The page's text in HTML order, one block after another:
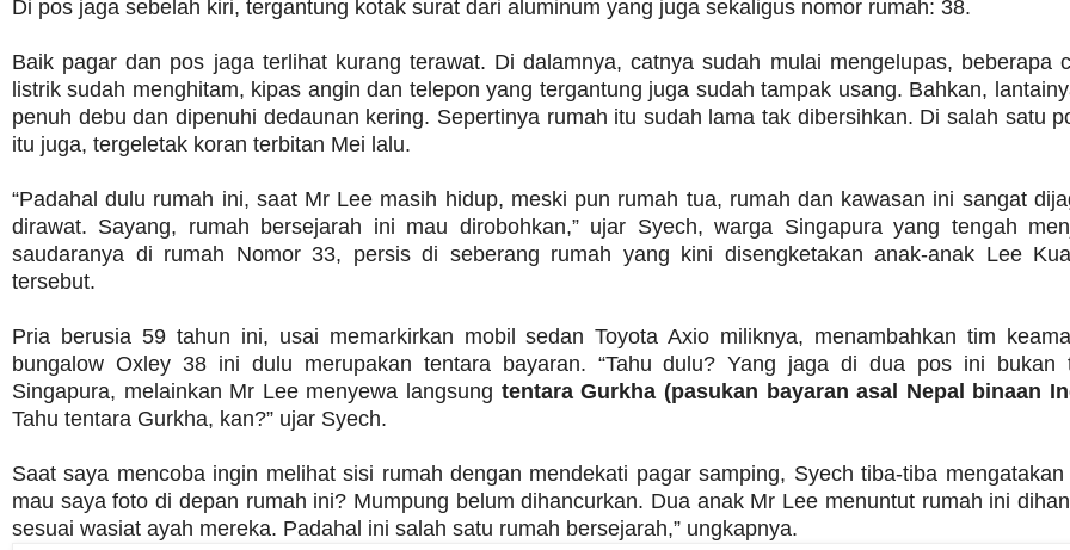
Di pos jaga sebelah kiri, tergantung kotak surat dari aluminum yang juga sekaligus nomor rumah: 38.
Baik pagar dan pos jaga terlihat kurang terawat. Di dalamnya, catnya sudah mulai mengelupas, beberapa
listrik sudah menghitam, kipas angin dan telepon yang tergantung juga sudah tampak usang. Bahkan,
penuh debu dan dipenuhi dedaunan kering. Sepertinya rumah itu sudah lama tak dibersihkan. Di salah satu
itu juga, tergeletak koran terbitan Mei lalu.
“Padahal dulu rumah ini, saat Mr Lee masih hidup, meski pun rumah tua, rumah dan kawasan ini sangat
dirawat. Sayang, rumah bersejarah ini mau dirobohkan,” ujar Syech, warga Singapura yang tengah
saudaranya di rumah Nomor 33, persis di seberang rumah yang kini disengketakan anak-anak Lee
tersebut.
Pria berusia 59 tahun ini, usai memarkirkan mobil sedan Toyota Axio miliknya, menambahkan tim
bungalow Oxley 38 ini dulu merupakan tentara bayaran. “Tahu dulu? Yang jaga di dua pos ini bukan
Singapura, melainkan Mr Lee menyewa langsung tentara Gurkha (pasukan bayaran asal Nepal binaan
Tahu tentara Gurkha, kan?” ujar Syech.
Saat saya mencoba ingin melihat sisi rumah dengan mendekati pagar samping, Syech tiba-tiba mengatakan
mau saya foto di depan rumah ini? Mumpung belum dihancurkan. Dua anak Mr Lee menuntut rumah ini
sesuai wasiat ayah mereka. Padahal ini salah satu rumah bersejarah,” ungkapnya.